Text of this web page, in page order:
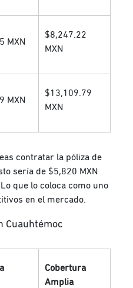
MXN
$8,247.22
MXN
MXN
$13,109.79
MXN
contratar la póliza de
sería de $5,820 MXN
que lo coloca como uno
en el mercado.
Cuauhtémoc
Cobertura
Amplia